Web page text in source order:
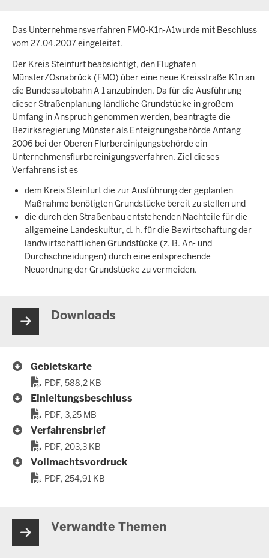
Das Unternehmensverfahren FMO-K1n-A1wurde mit Beschluss
vom 27.04.2007 eingeleitet.
Der Kreis Steinfurt beabsichtigt, den Flughafen
Münster/Osnabrück (FMO) über eine neue Kreisstraße K1n an
die Bundesautobahn A 1 anzubinden. Da für die Ausführung
dieser Straßenplanung ländliche Grundstücke in großem
Umfang in Anspruch genommen werden, beantragte die
Bezirksregierung Münster als Enteignungsbehörde Anfang
2006 bei der Oberen Flurbereinigungsbehörde ein
Unternehmensflurbereinigungsverfahren. Ziel dieses
Verfahrens ist es
dem Kreis Steinfurt die zur Ausführung der geplanten
Maßnahme benötigten Grundstücke bereit zu stellen und
die durch den Straßenbau entstehenden Nachteile für die
allgemeine Landeskultur, d. h. für die Bewirtschaftung der
landwirtschaftlichen Grundstücke (z. B. An- und
Durchschneidungen) durch eine entsprechende
Neuordnung der Grundstücke zu vermeiden.
Downloads
Gebietskarte
PDF, 588,2 KB
Einleitungsbeschluss
PDF, 3,25 MB
Verfahrensbrief
PDF, 203,3 KB
Vollmachtsvordruck
PDF, 254,91 KB
Verwandte Themen